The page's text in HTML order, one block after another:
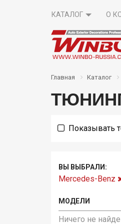
ответ
Контакты
КАТАЛОГ О
Главная Каталог
Показывать
ВЫ ВЫБРАЛИ:
Mercedes-Benz
Ничего не